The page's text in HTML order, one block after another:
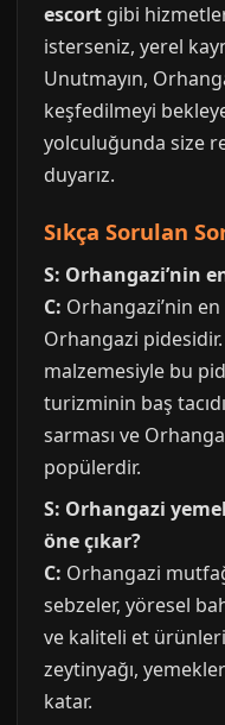
escort gibi
isterseniz, yerel
Unutmayın,
keşfedilmeyi
yolculuğunda size
duyarız.
Sıkça Sorulan
S: Orhangazi’nin
C: Orhangazi’nin
Orhangazi
malzemesiyle bu
turizminin baş
sarması ve
popülerdir.
S: Orhangazi
öne çıkar?
C: Orhangazi
sebzeler, yöresel
ve kaliteli et
zeytinyağı,
katar.